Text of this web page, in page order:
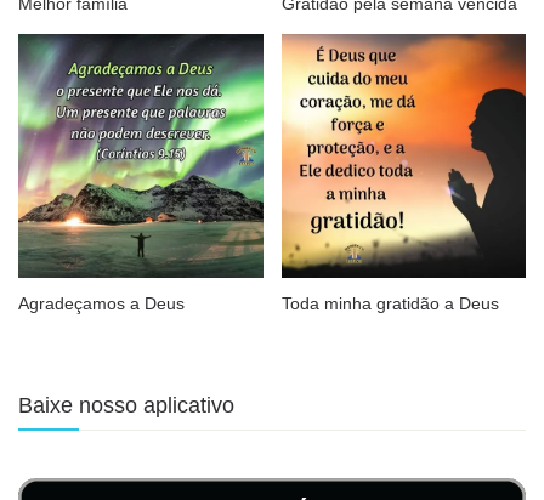
Agradeçamos a Deus Toda minha gratidão a Deus
Baixe nosso aplicativo